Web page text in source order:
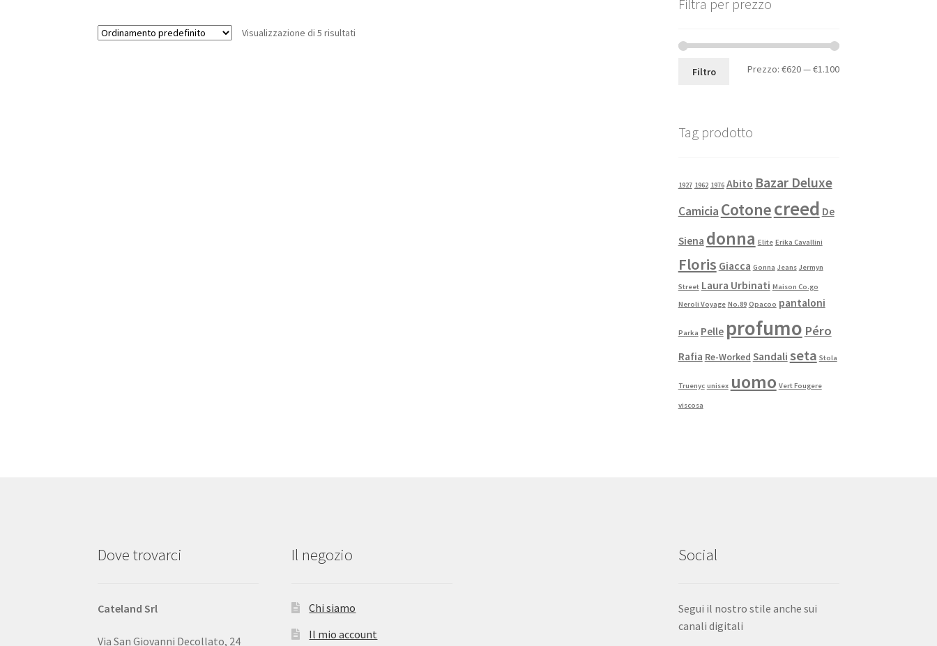
Visualizzazione di 5 risultati
Filtra per prezzo
Filtro Prezzo: €620—€1.100
Tag prodotto
1927 1962 1976 Abito Bazar Deluxe
Camicia Cotonecreed De
Siena donna Elite Erika Cavallini
Floris Giacca Gonna Jeans Jermyn
Street Laura Urbinati Maison Co.go
Neroli Voyage No.89 Opacoo pantaloni
Parka Pelle profumo Péro
Rafia Re-Worked Sandali seta Stola
Truenyc unisex uomo Vert Fougere
viscosa
Dove trovarci
Cateland Srl
Via San Giovanni Decollato, 24
Il negozio
Chi siamo
Il mio account
Social
Segui il nostro stile anche sui
canali digitali